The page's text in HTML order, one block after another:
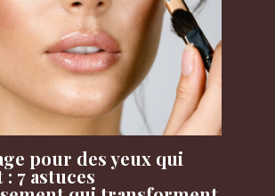
pour des yeux qui
7 astuces